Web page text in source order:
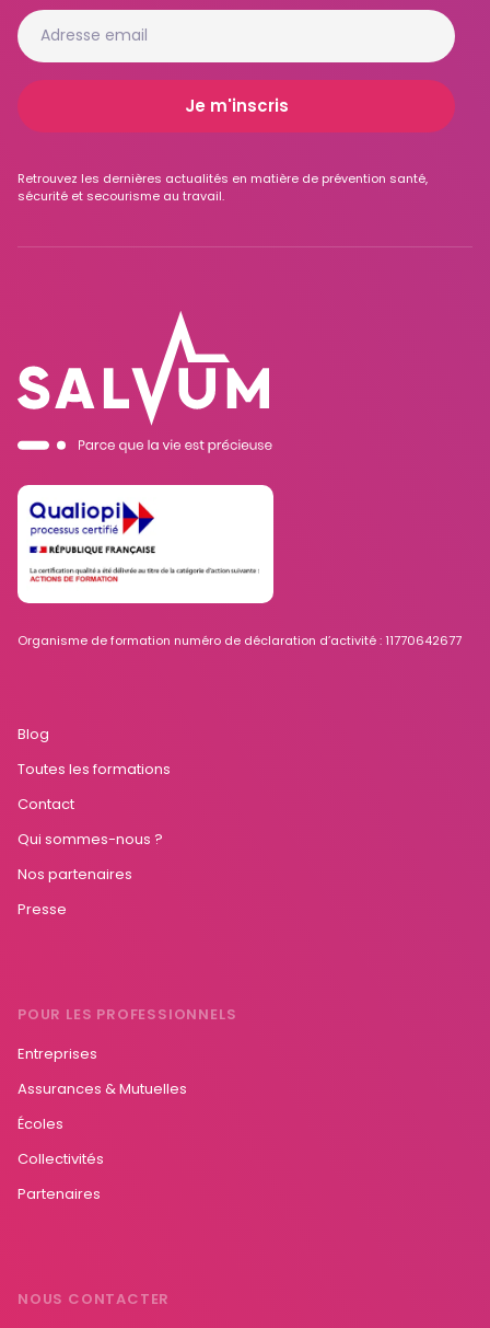
Organisme de formation numéro de déclaration d’activité : 11770642677
Blog
Toutes les formations
Contact
Qui sommes-nous ?
Nos partenaires
Presse
POUR LES PROFESSIONNELS
Entreprises
Assurances & Mutuelles
Écoles
Collectivités
Partenaires
NOUS CONTACTER
Retrouvez les dernières actualités en matière de prévention santé,
sécurité et secourisme au travail.